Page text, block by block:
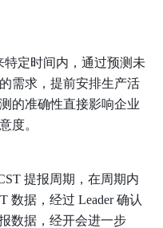
定时间内，通过预测未
需求，提前安排生产活
的准确性直接影响企业
度。
提报周期，在周期内
数据，经过 Leader 确认
数据，经开会进一步